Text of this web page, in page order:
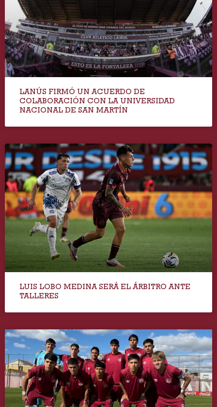
LANÚS FIRMÓ UN ACUERDO DE
COLABORACIÓN CON LA UNIVERSIDAD
NACIONAL DE SAN MARTÍN
LUIS LOBO MEDINA SERÁ EL ÁRBITRO ANTE
TALLERES